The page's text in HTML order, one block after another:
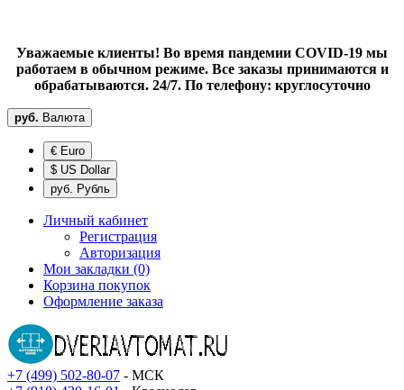
Уважаемые клиенты! Во время пандемии COVID-19 мы
работаем в обычном режиме. Все заказы принимаются и
обрабатываются. 24/7. По телефону: круглосуточно
руб. Валюта
€ Euro
$ US Dollar
руб. Рубль
Личный кабинет
Регистрация
Авторизация
Мои закладки (0)
Корзина покупок
Оформление заказа
+7 (499) 502-80-07 - МСК